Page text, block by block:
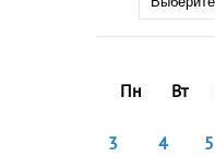
Пн
Вт
3
4 5